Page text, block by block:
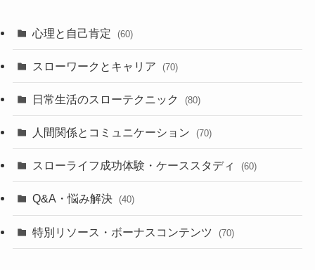
心理と自己肯定 (60)
スローワークとキャリア (70)
日常生活のスローテクニック (80)
人間関係とコミュニケーション (70)
スローライフ成功体験・ケーススタディ (60)
Q&A・悩み解決 (40)
特別リソース・ボーナスコンテンツ (70)